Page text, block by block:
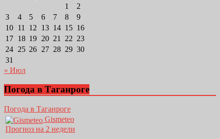
1
2
3
4 5 6 7 8
9
10 11 12 13 14 15 16
17 18 19 20 21 22 23
24 25 26 27 28 29 30
31
« Июл
Погода в Таганроге
Погода в Таганроге
Gismeteo
Прогноз на 2 недели